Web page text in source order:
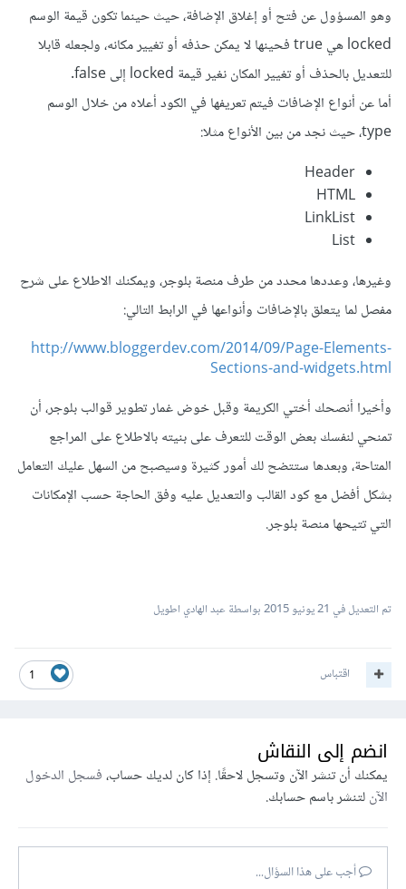
وهو المسؤول عن فتح أو إغلاق الإضافة، حيث حينما تكون قيمة الوسم
locked هي true فحينها لا يمكن حذفه أو تغيير مكانه، ولجعله قابلا
للتعديل بالحذف أو تغيير المكان نغير قيمة locked إلى false.
أما عن أنواع الإضافات فيتم تعريفها في الكود أعلاه من خلال الوسم
type، حيث نجد من بين الأنواع مثلا:
Header
HTML
LinkList
List
وغيرها، وعددها محدد من طرف منصة بلوجر، ويمكنك الاطلاع على شرح
مفصل لما يتعلق بالإضافات وأنواعها في الرابط التالي:
http://www.bloggerdev.com/2014/09/Page-Elements-
Sections-and-widgets.html
وأخيرا أنصحك أختي الكريمة وقبل خوض غمار تطوير قوالب بلوجر، أن
تمنحي لنفسك بعض الوقت للتعرف على بنيته بالاطلاع على المراجع
المتاحة، وبعدها ستتضح لك أمور كثيرة وسيصبح من السهل عليك التعامل
بشكل أفضل مع كود القالب والتعديل عليه وفق الحاجة حسب الإمكانات
التي تتيحها منصة بلوجر.
تم التعديل في 21 يونيو 2015 بواسطة عبد الهادي اطويل
1 اقتباس
انضم إلى النقاش
يمكنك أن تنشر الآن وتسجل لاحقًا. إذا كان لديك حساب،فسجل الدخول
الآنلتنشر باسم حسابك.
أجب على هذا السؤال...